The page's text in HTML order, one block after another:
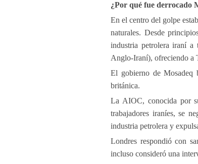
¿Por qué fue derrocado
En el centro del golpe
naturales. Desde
industria petrolera iraní
Anglo-Iraní), ofreciendo a
El gobierno de Mosadeq
británica.
La AIOC, conocida por
trabajadores iraníes, se
industria petrolera y
Londres respondió con
incluso consideró una